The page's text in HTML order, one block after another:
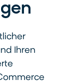
Ihren